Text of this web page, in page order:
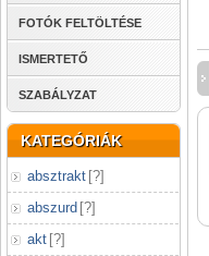
FOTÓK FELTÖLTÉSE
ISMERTETŐ
SZABÁLYZAT
KATEGÓRIÁK
absztrakt [?]
abszurd [?]
akt [?]